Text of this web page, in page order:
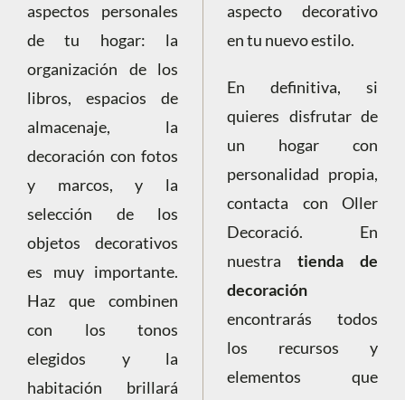
aspectos personales
de tu hogar: la
organización de los
libros, espacios de
almacenaje, la
decoración con fotos
y marcos, y la
selección de los
objetos decorativos
es muy importante.
Haz que combinen
con los tonos
elegidos y la
habitación brillará
aspecto decorativo
en tu nuevo estilo.
En definitiva, si
quieres disfrutar de
un hogar con
personalidad propia,
contacta con Oller
Decoració. En
nuestra tienda de
decoración
encontrarás todos
los recursos y
elementos que